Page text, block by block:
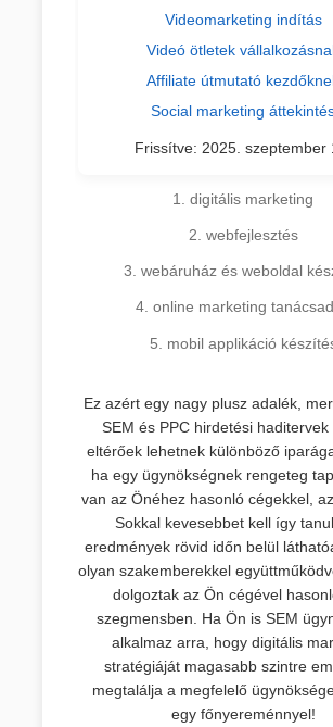
Videomarketing indítás
Videó ötletek
Affiliate útmutató
Social marketing
Frissítve: 2025. szeptember
1. digitális marketing
2. webfejlesztés
3. webáruház és weboldal
4. online marketing
5. mobil applikáció
Ez azért egy nagy plusz adalék,
SEM és PPC hirdetési haditervek
eltérőek lehetnek különböző
ha egy ügynökségnek rengeteg
van az Önéhez hasonló cégekkel,
Sokkal kevesebbet kell így
eredmények rövid időn belül
olyan szakemberekkel
dolgoztak az Ön cégével
szegmensben. Ha Ön is SEM
alkalmaz arra, hogy digitális
stratégiáját magasabb szintre
megtalálja a megfelelő
egy főnyereménnyel!